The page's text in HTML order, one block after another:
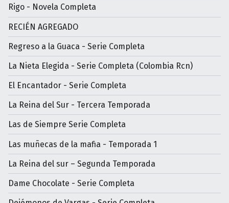
Rigo - Novela Completa
RECIÉN AGREGADO
Regreso a la Guaca - Serie Completa
La Nieta Elegida - Serie Completa (Colombia Rcn)
El Encantador - Serie Completa
La Reina del Sur - Tercera Temporada
Las de Siempre Serie Completa
Las muñecas de la mafia - Temporada 1
La Reina del sur – Segunda Temporada
Dame Chocolate - Serie Completa